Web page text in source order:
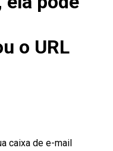
o URL
caixa de e-mail